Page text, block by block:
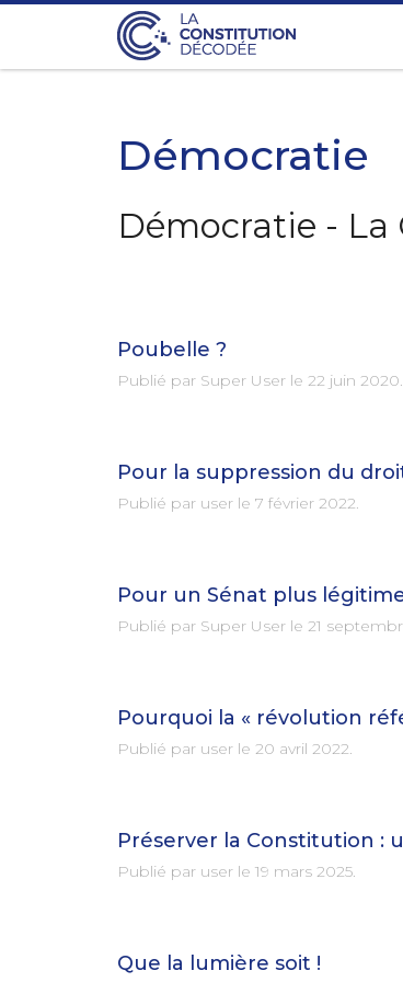
Démocratie
Démocratie -
Poubelle ?
Publié par Super User le 22 juin 2020.
Pour la suppression du
Publié par user le 7 février 2022.
Pour un Sénat plus
Publié par Super User le 21
Pourquoi la « révolution
Publié par user le 20 avril 2022.
Préserver la Constitution :
Publié par user le 19 mars 2025.
Que la lumière soit !